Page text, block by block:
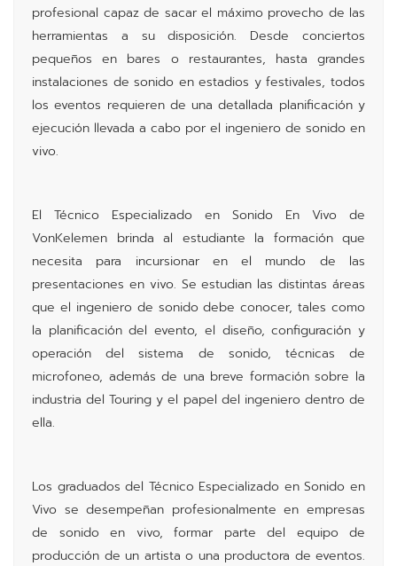
profesional capaz de sacar el máximo provecho de las
herramientas a su disposición. Desde conciertos
pequeños en bares o restaurantes, hasta grandes
instalaciones de sonido en estadios y festivales, todos
los eventos requieren de una detallada planificación y
ejecución llevada a cabo por el ingeniero de sonido en
vivo.
El Técnico Especializado en Sonido En Vivo de
VonKelemen brinda al estudiante la formación que
necesita para incursionar en el mundo de las
presentaciones en vivo. Se estudian las distintas áreas
que el ingeniero de sonido debe conocer, tales como
la planificación del evento, el diseño, configuración y
operación del sistema de sonido, técnicas de
microfoneo, además de una breve formación sobre la
industria del Touring y el papel del ingeniero dentro de
ella.
Los graduados del Técnico Especializado en Sonido en
Vivo se desempeñan profesionalmente en empresas
de sonido en vivo, formar parte del equipo de
producción de un artista o una productora de eventos.